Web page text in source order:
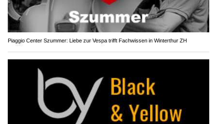
Piaggio Center Szummer: Liebe zur Vespa trifft Fachwissen in Winterthur ZH